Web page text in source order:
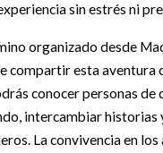
sin estrés ni
organizado desde
compartir esta aventura
conocer personas de
intercambiar historias
La convivencia en los